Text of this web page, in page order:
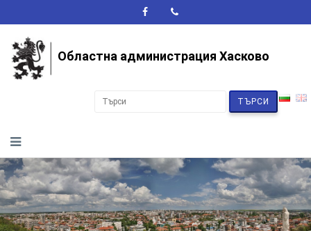
Областна администрация Хасково
ТЪРСИ